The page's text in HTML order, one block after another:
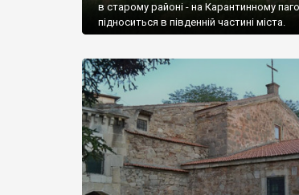
в старому районі - на Карантинному
підноситься в південній частині міста.